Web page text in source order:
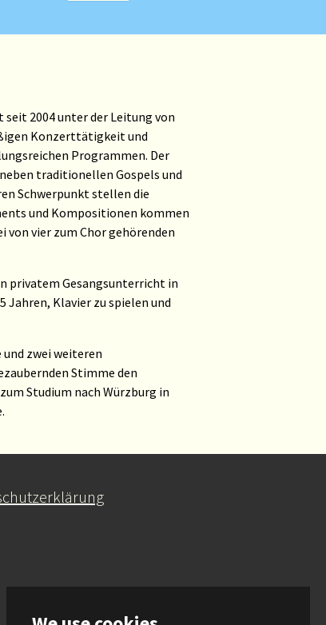
2004 unter der Leitung von
Konzerttätigkeit und
Programmen. Der
traditionellen Gospels und
Schwerpunkt stellen die
und Kompositionen kommen
von vier zum Chor gehörenden
privatem Gesangsunterricht in
Jahren, Klavier zu spielen und
zwei weiteren
Stimme den
Studium nach Würzburg in